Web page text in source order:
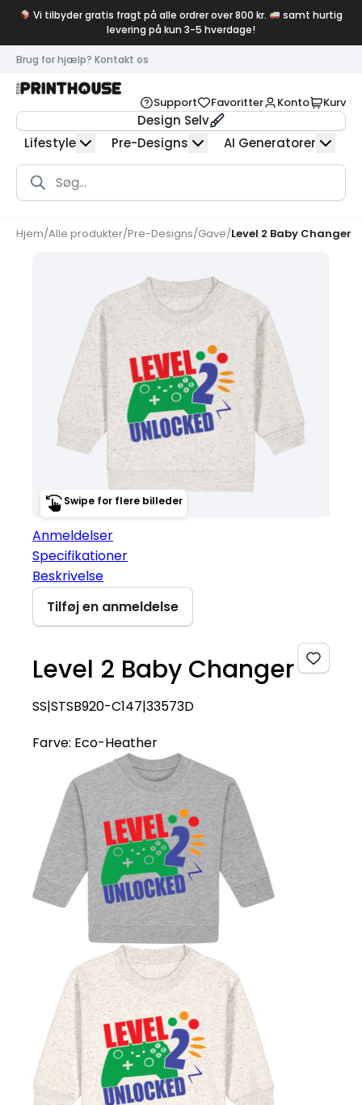
Vi tilbyder gratis fragt på alle ordrer over 800 kr.
samt hurtig
levering på kun 3-5 hverdage!
Brug for hjælp? Kontakt os
Support Favoritter Konto Kurv
Design Selv
Lifestyle
Pre-Designs AI Generatorer
Products
search
Hjem/Alle produkter/Pre-Designs/Gave/Level 2 Baby Changer
Swipe for flere billeder
Anmeldelser
Specifikationer
Beskrivelse
Tilføj en anmeldelse
Level 2 Baby Changer
SS|STSB920-C147|33573D
Farve: Eco-Heather